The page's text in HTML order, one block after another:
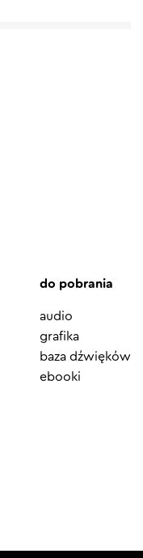
do pobrania
audio
grafika
baza dźwięków
ebooki